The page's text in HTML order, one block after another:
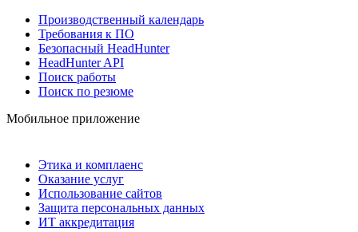
Производственный календарь
Требования к ПО
Безопасный HeadHunter
HeadHunter API
Поиск работы
Поиск по резюме
Мобильное приложение
Этика и комплаенс
Оказание услуг
Использование сайтов
Защита персональных данных
ИТ аккредитация